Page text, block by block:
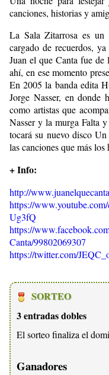
canciones, historias y
La Sala Zitarrosa es un
cargado de recuerdos,
Juan el que Canta fue de
ahí, en ese momento
En 2005 la banda edita
Jorge Nasser, en donde
como artistas que
Nasser y la murga Falta
tocará su nuevo disco
las canciones que más
+ Info:
http://
https://
Ug3fQ
https://
Canta/99802069307
https://twitter.com/
SORTEO
3 entradas dobles
El sorteo finaliza el
Ganadores